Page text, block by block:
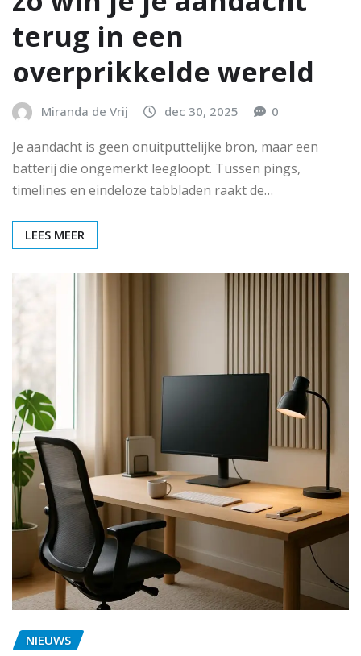
terug in een
overprikkelde wereld
Miranda de Vrij dec 30, 2025 0
Je aandacht is geen onuitputtelijke bron, maar een
batterij die ongemerkt leegloopt. Tussen pings,
timelines en eindeloze tabbladen raakt de…
LEES MEER
NIEUWS